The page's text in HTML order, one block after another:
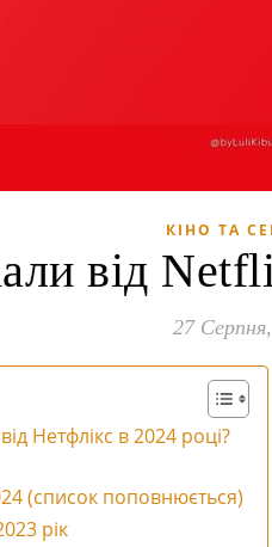
КІНО ТА
від
27
Нетфлікс в 2024 році?
(список поповнюється)
рік